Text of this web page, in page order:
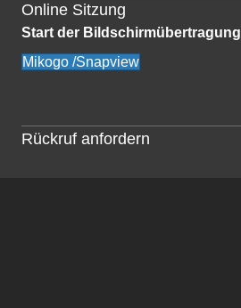
Online Sitzung
Start der Bildschirmübertragung
Mikogo /Snapview
Rückruf anfordern